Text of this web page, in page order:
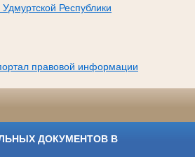
Республики
правовой информации
ДОКУМЕНТОВ В